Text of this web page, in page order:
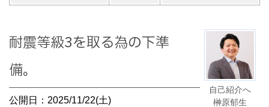
自己紹介へ
榊原郁生
耐震等級3を取る為の下準
備。
公開日：2025/11/22(土)